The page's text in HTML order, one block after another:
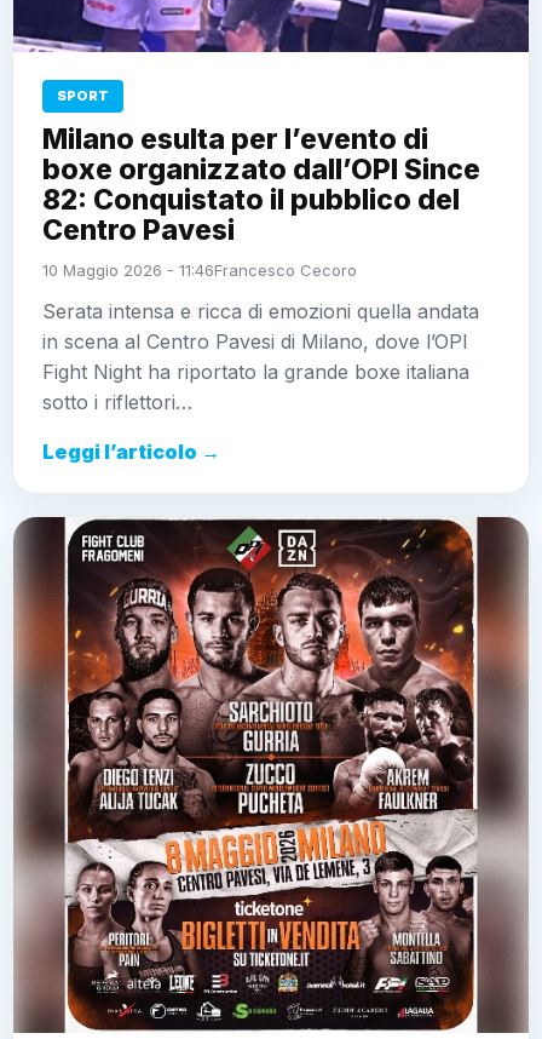
SPORT
Milano esulta per l’evento di
boxe organizzato dall’OPI Since
82: Conquistato il pubblico del
Centro Pavesi
10 Maggio 2026 - 11:46Francesco Cecoro
Serata intensa e ricca di emozioni quella andata
in scena al Centro Pavesi di Milano, dove l’OPI
Fight Night ha riportato la grande boxe italiana
sotto i riflettori…
Leggi l’articolo →